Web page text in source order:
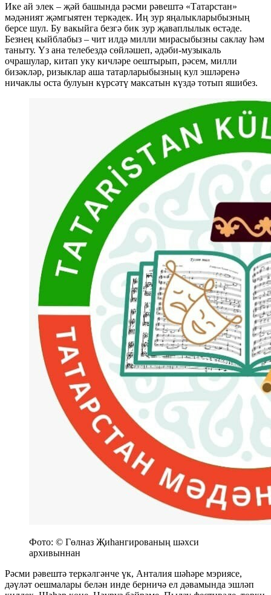
Ике ай элек – җәй башында рәсми рәвештә «Татарстан»
мәдәният җәмгыятен теркәдек. Иң зур яңалыкларыбызның
берсе шул. Бу вакыйга безгә бик зур җаваплылык өстәде.
Безнең кыйблабыз – чит илдә милли мирасыбызны саклау һәм
таныту. Үз ана телебездә сөйләшеп, әдәби-музыкаль
очрашулар, китап уку кичләре оештырып, рәсем, милли
бизәкләр, ризыклар аша татарларыбызның кул эшләренә
ничаклы оста булуын күрсәтү максатын күздә тотып яшибез.
Фото: © Гөлназ Җиһангированың шәхси
архивыннан
Рәсми рәвештә теркәлгәнче үк, Анталия шәһәре мэриясе,
дәүләт оешмалары белән инде берничә ел дәвамында эшләп